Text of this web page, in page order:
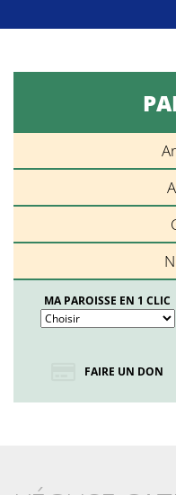
MA PAROISSE EN 1 CLIC
FAIRE UN DON